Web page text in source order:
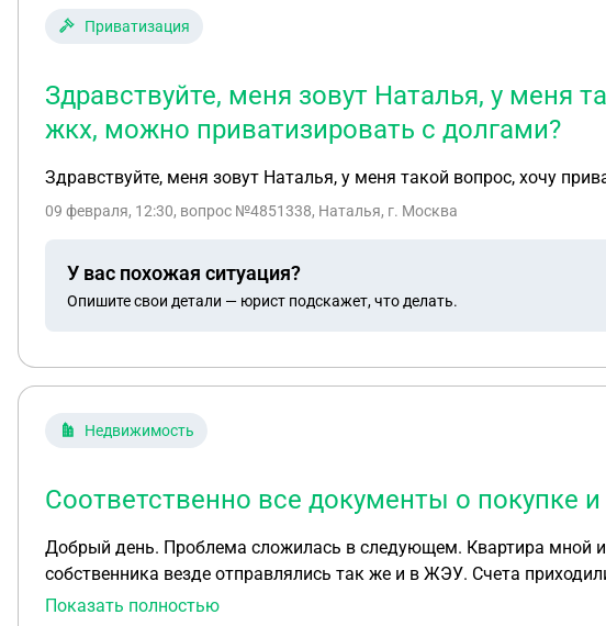
Приватизация
Здравствуйте, меня зовут Наталья, у меня
жкх, можно приватизировать с долгами?
Здравствуйте, меня зовут Наталья, у меня такой вопрос, хочу
09 февраля, 12:30, вопрос №4851338, Наталья, г. Москва
У вас похожая ситуация?
Опишите свои детали — юрист подскажет, что делать.
Недвижимость
Соответственно все документы о покупке
Добрый день. Проблема сложилась в следующем. Квартира мной и
собственника везде отправлялись так же и в ЖЭУ. Счета
доехало, что собственник сменился и количество прописанных
Показать полностью